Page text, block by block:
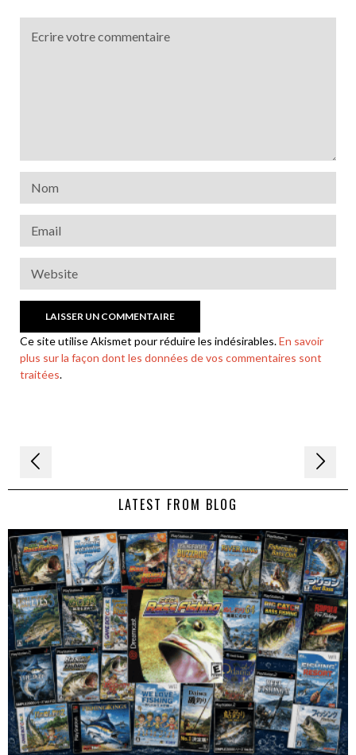
Ce site utilise Akismet pour réduire les indésirables.En savoir
plus sur la façon dont les données de vos commentaires sont
traitées.
Navigation
de LATEST FROM BLOG